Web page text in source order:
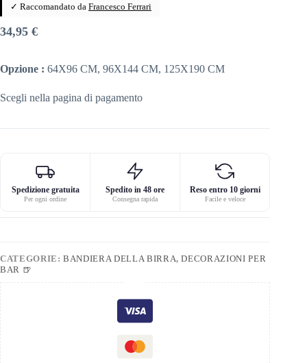
✓ Raccomandato da Francesco Ferrari
34,95 €
Opzione : 64X96 CM, 96X144 CM, 125X190 CM
Scegli nella pagina di pagamento
Spedizione gratuita
Per ogni ordine
Spedito in 48 ore
Consegna rapida
Reso entro 10 giorni
Facile e veloce
CATEGORIE:BANDIERA DELLA BIRRA,DECORAZIONI PER
BAR 🍺